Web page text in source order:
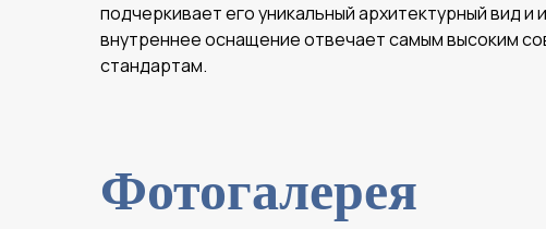
подчеркивает его уникальный архитектурный вид и
внутреннее оснащение отвечает самым высоким
стандартам.
Фотогалерея